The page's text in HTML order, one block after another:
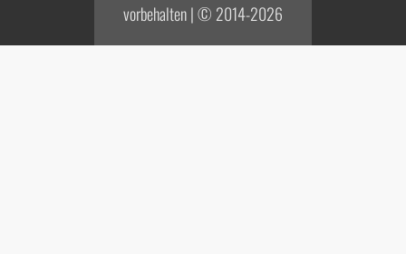
vorbehalten | © 2014-2026